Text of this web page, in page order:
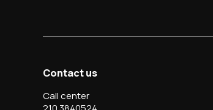
Contact us
Call center